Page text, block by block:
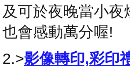
及可於夜晚當小
也會感動萬分喔!
2.>影像轉印,彩印